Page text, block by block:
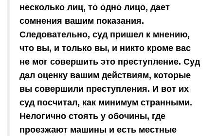
несколько лиц, то одно лицо, дает
сомнения вашим показания.
Следовательно, суд пришел к мнению,
что вы, и только вы, и никто кроме вас
не мог совершить это преступление. Суд
дал оценку вашим действиям, которые
вы совершили преступления. И вот их
суд посчитал, как минимум странными.
Нелогично стоять у обочины, где
проезжают машины и есть местные